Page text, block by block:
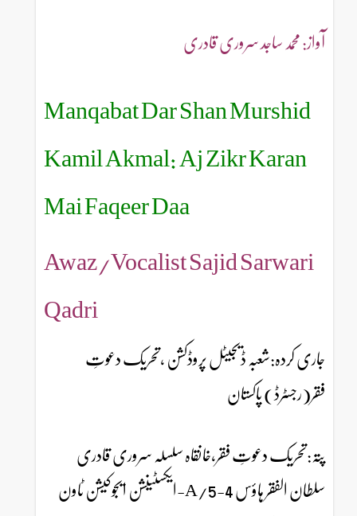
آواز: محمد ساجد سروری قادری
Manqabat Dar Shan Murshid
Kamil Akmal: Aj Zikr Karan
Mai Faqeer Daa
Awaz/Vocalist Sajid Sarwari
Qadri
جاری کردہ:شعبہ ڈیجیٹل پروڈکشن ،تحریک دعوتِ
فقر(رجسٹرڈ) پاکستان
پتہ:تحریک دعوتِ فقر،خانقاہ سلسلہ سروری قادری
سلطان الفقر ہاؤس 4-5/A-ایکسٹینشن ایجوکیشن ٹاون